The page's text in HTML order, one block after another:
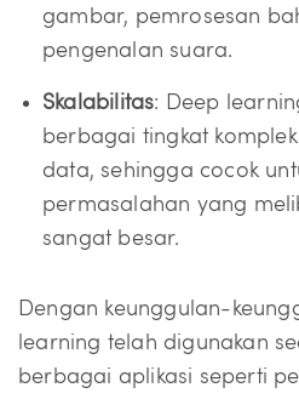
gambar, pemrosesan
pengenalan suara.
Skalabilitas: Deep
berbagai tingkat
data, sehingga cocok
permasalahan yang
sangat besar.
Dengan keunggulan-
learning telah digunakan
berbagai aplikasi seperti